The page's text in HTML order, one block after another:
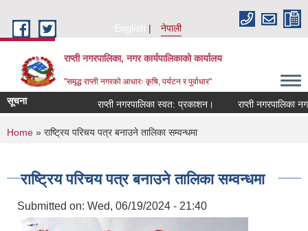
English
नेपाली
राप्ती नगरपालिका, नगर कार्यपालिकाको कार्यालय
"समृद्ध राप्ती नगरको आधारः कृषि, पर्यटन र पुर्वाधार"
सूचना राप्ती नगरपालिका स्वत: प्रकाशन। राप्ती नगरपालिका
You are here
Home » राष्ट्रिय परिचय पत्र बनाउने तालिका सम्वन्धमा
राष्ट्रिय परिचय पत्र बनाउने तालिका सम्वन्धमा
Submitted on: Wed, 06/19/2024 - 21:40